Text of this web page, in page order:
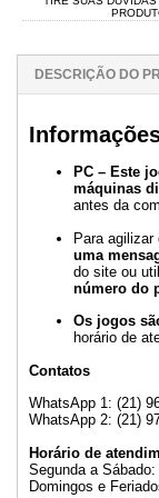
DESCRIÇÃO DO
PC – Este
máquinas
antes da
Para agilizar
uma
do site ou
número do
Os jogos
horário de
Contatos
WhatsApp 1: (21)
WhatsApp 2: (21)
Horário de
Segunda a
Domingos e